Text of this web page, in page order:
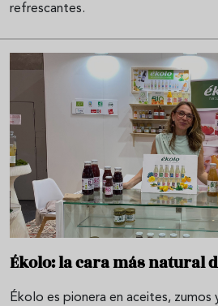
refrescantes.
Ékolo: la cara más natural
Ékolo es pionera en aceites, zumos